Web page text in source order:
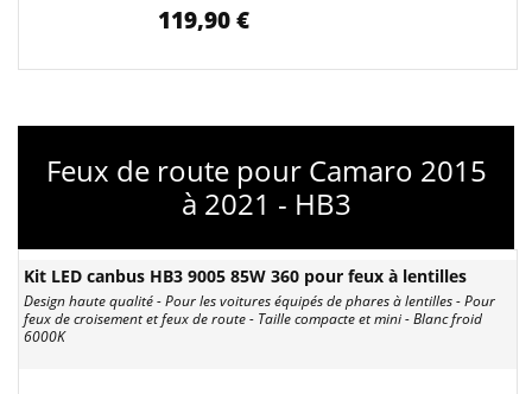
119,90 €
Feux de route pour Camaro 2015
à 2021 - HB3
Kit LED canbus HB3 9005 85W 360 pour feux à lentilles
Design haute qualité - Pour les voitures équipés de phares à lentilles - Pour
feux de croisement et feux de route - Taille compacte et mini - Blanc froid
6000K